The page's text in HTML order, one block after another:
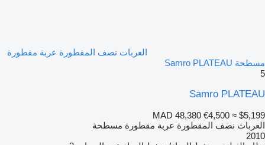
العربات نصف المقطورة عربة مقطورة
مسطحة Samro PLATEAU
5
Samro PLATEAU
MAD 48,380 €4,500 ≈ $5,199
العربات نصف المقطورة عربة مقطورة مسطحة
2010